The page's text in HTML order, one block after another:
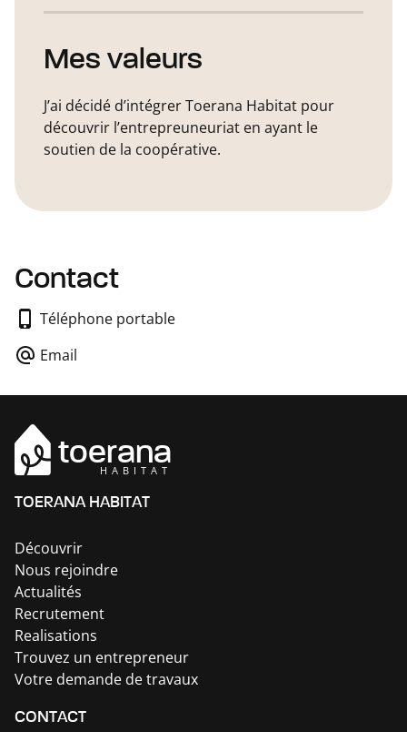
Mes valeurs
J’ai décidé d’intégrer Toerana Habitat pour
découvrir l’entrepreuneuriat en ayant le
soutien de la coopérative.
Contact
Téléphone portable
Email
toerana
HABITAT
TOERANA HABITAT
Découvrir
Nous rejoindre
Actualités
Recrutement
Realisations
Trouvez un entrepreneur
Votre demande de travaux
CONTACT